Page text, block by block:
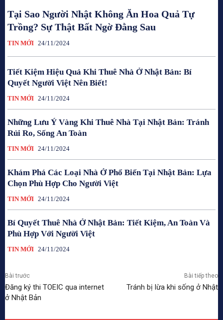
Tại Sao Người Nhật Không Ăn Hoa Quả Tự
Trồng? Sự Thật Bất Ngờ Đằng Sau
TIN MỚI 24/11/2024
Tiết Kiệm Hiệu Quả Khi Thuê Nhà Ở Nhật Bản: Bí
Quyết Người Việt Nên Biết!
TIN MỚI 24/11/2024
Những Lưu Ý Vàng Khi Thuê Nhà Tại Nhật Bản: Tránh
Rủi Ro, Sống An Toàn
TIN MỚI 24/11/2024
Khám Phá Các Loại Nhà Ở Phổ Biến Tại Nhật Bản: Lựa
Chọn Phù Hợp Cho Người Việt
TIN MỚI 24/11/2024
Bí Quyết Thuê Nhà Ở Nhật Bản: Tiết Kiệm, An Toàn Và
Phù Hợp Với Người Việt
TIN MỚI 24/11/2024
Bài trước
Đăng ký thi TOEIC qua internet
ở Nhật Bản
Bài tiếp theo
Tránh bị lừa khi sống ở Nhật